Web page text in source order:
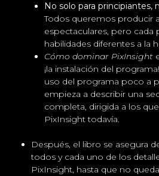
No solo para principiantes,
Todos queremos producir
espectaculares, pero cada
habilidades diferentes a la
Cómo dominar PixInsight
¡la instalación del
uso del programa poco a
empieza a describir una
completa, dirigida a los
PixInsight todavía.
Después, el libro se asegura
todos y cada uno de los
PixInsight, hasta que no